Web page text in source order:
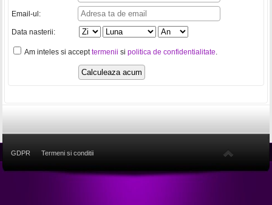
Email-ul:
Data nasterii:
Am inteles si accepttermenii si politica de confidentialitate.
GDPR Termeni si conditii